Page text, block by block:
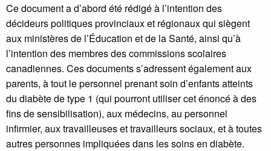
Ce document a d’abord été rédigé à l’intention des
décideurs politiques provinciaux et régionaux qui siègent
aux ministères de l’Éducation et de la Santé, ainsi qu’à
l’intention des membres des commissions scolaires
canadiennes. Ces documents s’adressent également aux
parents, à tout le personnel prenant soin d’enfants atteints
du diabète de type 1 (qui pourront utiliser cet énoncé à des
fins de sensibilisation), aux médecins, au personnel
infirmier, aux travailleuses et travailleurs sociaux, et à toutes
autres personnes impliquées dans les soins en diabète.